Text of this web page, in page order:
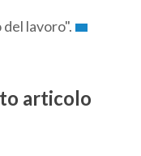
lavoro".
articolo